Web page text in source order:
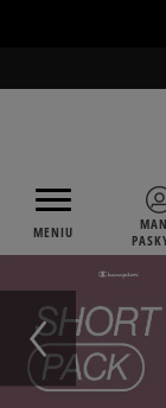
MENIU